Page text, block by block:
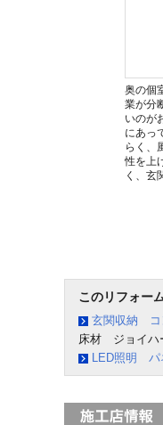
奥の個
業が分
いのが
にあっ
らく、
性を上
く、玄
このリフォー
玄関収納 コ
床材 ジョイハ
LED照明 パ